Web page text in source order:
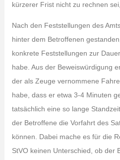
kürzerer Frist nicht zu rechnen
Nach den Feststellungen des
hinter dem Betroffenen
konkrete Feststellungen zur
habe. Aus der Beweiswürdigung
der als Zeuge vernommene
habe, dass er etwa 3-4 Minuten
tatsächlich eine so lange
der Betroffene die Vorfahrt des
können. Dabei mache es für die
StVO keinen Unterschied, ob der